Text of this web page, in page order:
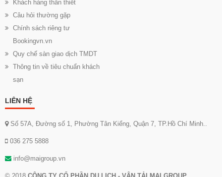
Khách hàng thân thiết
Câu hỏi thường gặp
Chính sách riêng tư
Bookingvn.vn
Quy chế sàn giao dịch TMDT
Thông tin về tiêu chuẩn khách
sạn
LIÊN HỆ
Số 57A, Đường số 1, Phường Tân Kiểng, Quận 7, TP.Hồ Chí Minh..
036 275 5888
info@maigroup.vn